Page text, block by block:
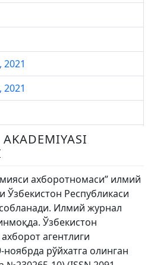
2022
ахборотномаси” илмий
Ўзбекистон Республикаси
Илмий журнал
Ўзбекистон
агентлиги
рўйхатга олинган